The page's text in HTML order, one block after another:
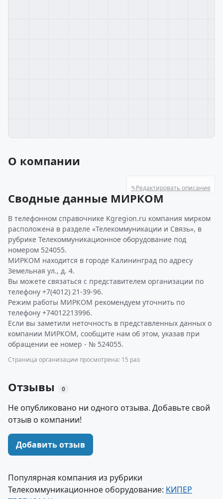
О компании
✎Редактировать описание
Сводные данные МИРКОМ
В телефонном справочнике Kgregion.ru компания мирком
расположена в разделе «Телекоммуникации и Связь», в
рубрике Телекоммуникационное оборудование под
номером 524055.
МИРКОМ находится в городе Калининград по адресу
Земельная ул., д. 4.
Вы можете связаться с представителем организации по
телефону +7(4012) 21-39-96.
Режим работы МИРКОМ рекомендуем уточнить по
телефону +74012213996.
Если вы заметили неточность в представленных данных о
компании МИРКОМ, сообщите нам об этом, указав при
обращении ее номер - № 524055.
Страница организации просмотрена: 15 раз
Отзывы 0
Не опубликовано ни одного отзыва. Добавьте свой
отзыв о компании!
Добавить отзыв
Популярная компания из рубрики
Телекоммуникационное оборудование: KИПЕР